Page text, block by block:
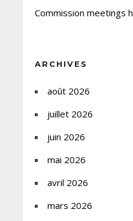
Commission meetings
ARCHIVES
août 2026
juillet 2026
juin 2026
mai 2026
avril 2026
mars 2026